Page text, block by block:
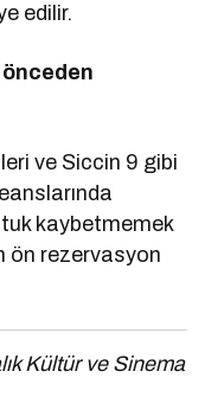
edilir.
ve Siccin 9 gibi
kaybetmemek
ön rezervasyon
Kültür ve Sinema